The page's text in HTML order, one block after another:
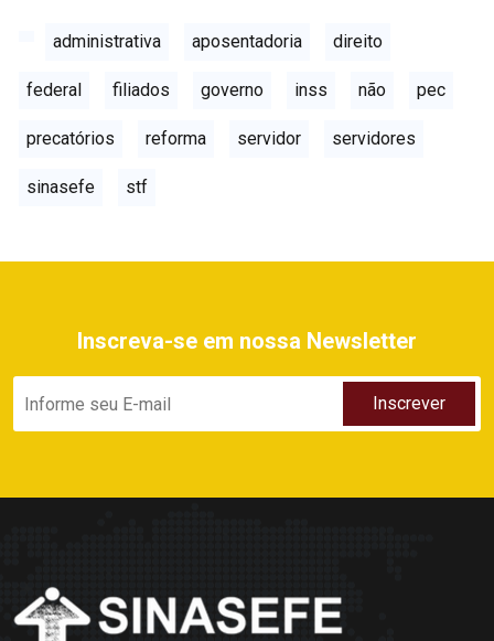
administrativa aposentadoria direito
federal filiados governo inss não pec
precatórios reforma servidor servidores
sinasefe stf
Inscreva-se em nossa Newsletter